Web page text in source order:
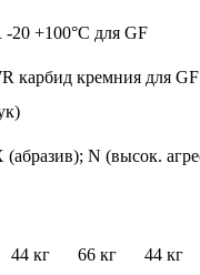
-20 +100°С для GF
карбид кремния для GF
N (высок.
44 кг 66 кг 44 кг